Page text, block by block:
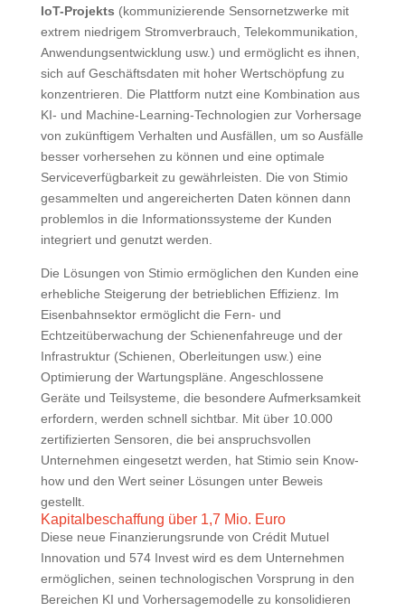
IoT-Projekts (kommunizierende Sensornetzwerke mit
extrem niedrigem Stromverbrauch, Telekommunikation,
Anwendungsentwicklung usw.) und ermöglicht es ihnen,
sich auf Geschäftsdaten mit hoher Wertschöpfung zu
konzentrieren. Die Plattform nutzt eine Kombination aus
KI- und Machine-Learning-Technologien zur Vorhersage
von zukünftigem Verhalten und Ausfällen, um so Ausfälle
besser vorhersehen zu können und eine optimale
Serviceverfügbarkeit zu gewährleisten. Die von Stimio
gesammelten und angereicherten Daten können dann
problemlos in die Informationssysteme der Kunden
integriert und genutzt werden.
Die Lösungen von Stimio ermöglichen den Kunden eine
erhebliche Steigerung der betrieblichen Effizienz. Im
Eisenbahnsektor ermöglicht die Fern- und
Echtzeitüberwachung der Schienenfahreuge und der
Infrastruktur (Schienen, Oberleitungen usw.) eine
Optimierung der Wartungspläne. Angeschlossene
Geräte und Teilsysteme, die besondere Aufmerksamkeit
erfordern, werden schnell sichtbar. Mit über 10.000
zertifizierten Sensoren, die bei anspruchsvollen
Unternehmen eingesetzt werden, hat Stimio sein Know-
how und den Wert seiner Lösungen unter Beweis
gestellt.
Kapitalbeschaffung über 1,7 Mio. Euro
Diese neue Finanzierungsrunde von Crédit Mutuel
Innovation und 574 Invest wird es dem Unternehmen
ermöglichen, seinen technologischen Vorsprung in den
Bereichen KI und Vorhersagemodelle zu konsolidieren